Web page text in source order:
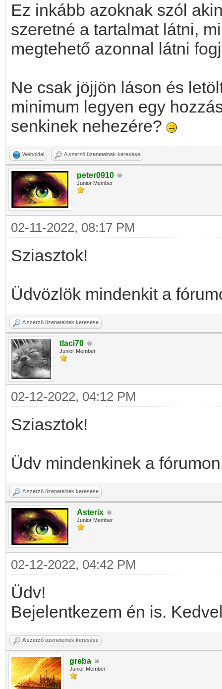
Ez inkább azoknak szól
szeretné a tartalmat látni,
megtehető azonnal látni
Ne csak jöjjön láson és
minimum legyen egy
senkinek nehezére?
Weboldal A szerző üzeneteinek keresése
peter0910
Junior Member
02-11-2022, 08:17 PM
Sziasztok!
Üdvözlök mindenkit a
A szerző üzeneteinek keresése
tlaci70
Junior Member
02-12-2022, 04:12 PM
Sziasztok!
Üdv mindenkinek a
A szerző üzeneteinek keresése
Asterix
Junior Member
02-12-2022, 04:42 PM
Üdv!
Bejelentkezem én is.
A szerző üzeneteinek keresése
greba
Junior Member